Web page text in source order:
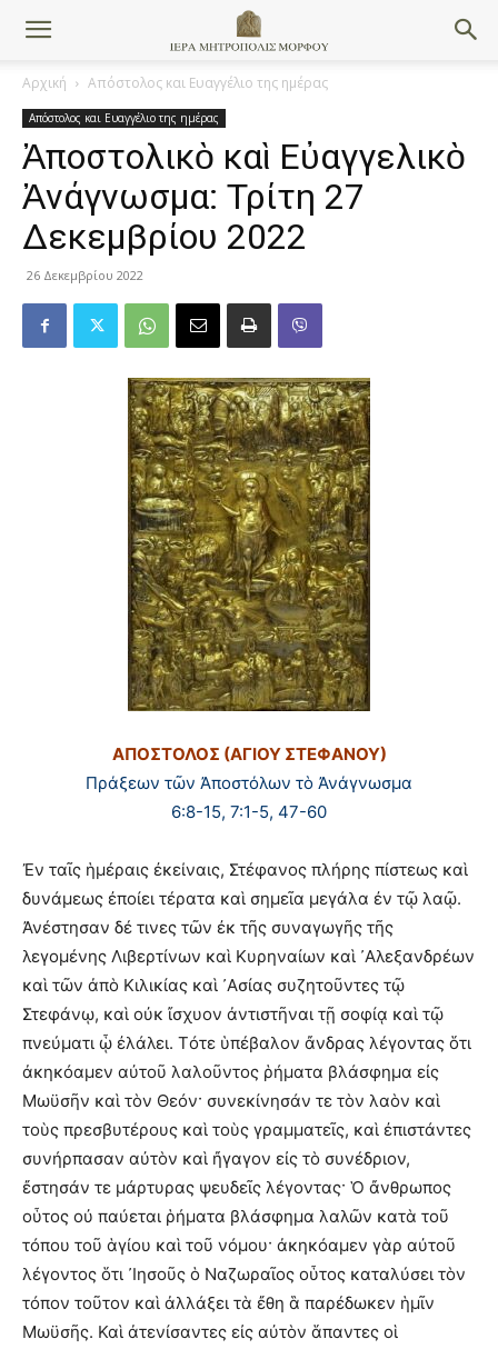
Αρχική Απόστολος και Ευαγγέλιο της ημέρας
Απόστολος και Ευαγγέλιο της ημέρας
Ἀποστολικὸ καὶ Εὐαγγελικὸ
Ἀνάγνωσμα: Τρίτη 27
Δεκεμβρίου 2022
26 Δεκεμβρίου 2022
ΑΠΟΣΤΟΛΟΣ (ΑΓΙΟΥ ΣΤΕΦΑΝΟΥ)
Πράξεων τῶν Ἀποστόλων τὸ Ἀνάγνωσμα
6:8-15, 7:1-5, 47-60
Ἐν ταῖς ἡμέραις ἐκείναις, Στέφανος πλήρης πίστεως καὶ
δυνάμεως ἐποίει τέρατα καὶ σημεῖα μεγάλα ἐν τῷ λαῷ.
Ἀνέστησαν δέ τινες τῶν ἐκ τῆς συναγωγῆς τῆς
λεγομένης Λιβερτίνων καὶ Κυρηναίων καὶ ᾿Αλεξανδρέων
καὶ τῶν ἀπὸ Κιλικίας καὶ ᾿Ασίας συζητοῦντες τῷ
Στεφάνῳ, καὶ οὐκ ἴσχυον ἀντιστῆναι τῇ σοφίᾳ καὶ τῷ
πνεύματι ᾧ ἐλάλει. Τότε ὑπέβαλον ἄνδρας λέγοντας ὅτι
ἀκηκόαμεν αὐτοῦ λαλοῦντος ῥήματα βλάσφημα εἰς
Μωϋσῆν καὶ τὸν Θεόν· συνεκίνησάν τε τὸν λαὸν καὶ
τοὺς πρεσβυτέρους καὶ τοὺς γραμματεῖς, καὶ ἐπιστάντες
συνήρπασαν αὐτὸν καὶ ἤγαγον εἰς τὸ συνέδριον,
ἔστησάν τε μάρτυρας ψευδεῖς λέγοντας· Ὁ ἄνθρωπος
οὗτος οὐ παύεται ῥήματα βλάσφημα λαλῶν κατὰ τοῦ
τόπου τοῦ ἁγίου καὶ τοῦ νόμου· ἀκηκόαμεν γὰρ αὐτοῦ
λέγοντος ὅτι ᾿Ιησοῦς ὁ Ναζωραῖος οὗτος καταλύσει τὸν
τόπον τοῦτον καὶ ἀλλάξει τὰ ἔθη ἃ παρέδωκεν ἡμῖν
Μωϋσῆς. Καὶ ἀτενίσαντες εἰς αὐτὸν ἅπαντες οἱ